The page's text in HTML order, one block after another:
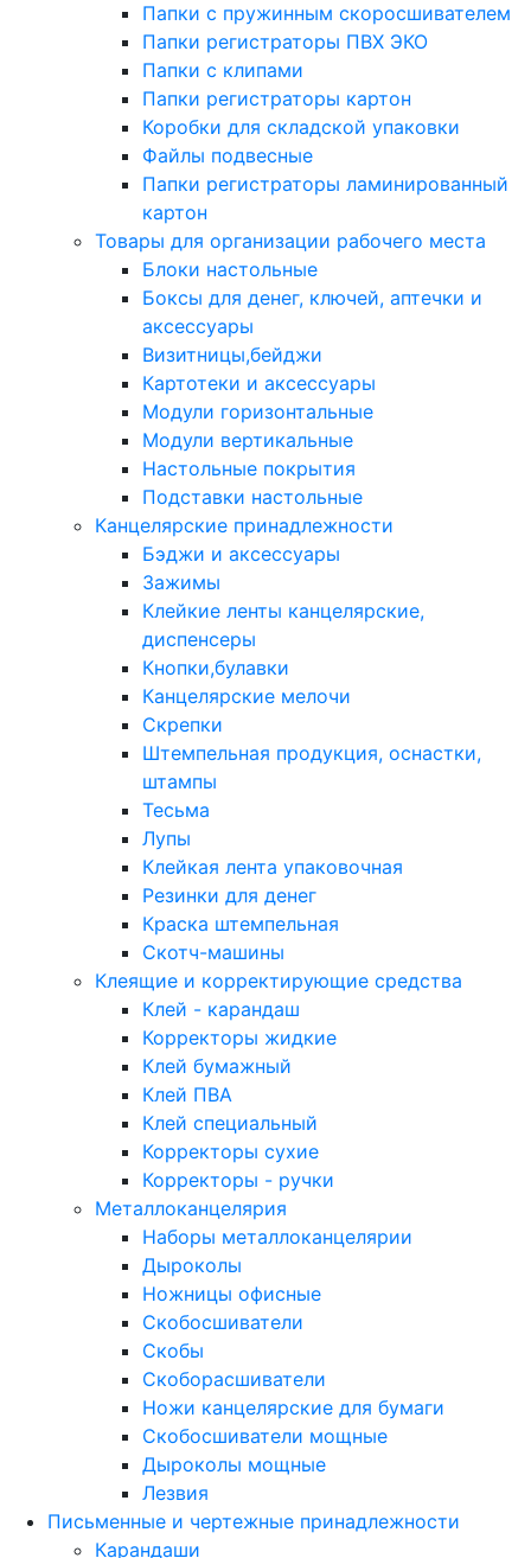
Папки с пружинным скоросшивателем
Папки регистраторы ПВХ ЭКО
Папки с клипами
Папки регистраторы картон
Коробки для складской упаковки
Файлы подвесные
Папки регистраторы ламинированный
картон
Товары для организации рабочего места
Блоки настольные
Боксы для денег, ключей, аптечки и
аксессуары
Визитницы,бейджи
Картотеки и аксессуары
Модули горизонтальные
Модули вертикальные
Настольные покрытия
Подставки настольные
Канцелярские принадлежности
Бэджи и аксессуары
Зажимы
Клейкие ленты канцелярские,
диспенсеры
Кнопки,булавки
Канцелярские мелочи
Скрепки
Штемпельная продукция, оснастки,
штампы
Тесьма
Лупы
Клейкая лента упаковочная
Резинки для денег
Краска штемпельная
Скотч-машины
Клеящие и корректирующие средства
Клей - карандаш
Корректоры жидкие
Клей бумажный
Клей ПВА
Клей специальный
Корректоры сухие
Корректоры - ручки
Металлоканцелярия
Наборы металлоканцелярии
Дыроколы
Ножницы офисные
Скобосшиватели
Скобы
Скоборасшиватели
Ножи канцелярские для бумаги
Скобосшиватели мощные
Дыроколы мощные
Лезвия
Письменные и чертежные принадлежности
Карандаши